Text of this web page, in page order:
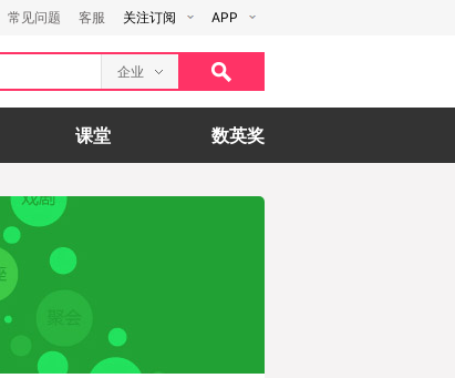
常见问题 客服 关注订阅 APP
企业
课堂 数英奖